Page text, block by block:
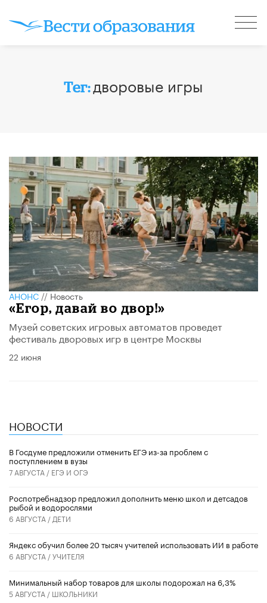
Тег:дворовые игры
АНОНС//Новость
«Егор, давай во двор!»
Музей советских игровых автоматов проведет
фестиваль дворовых игр в центре Москвы
22 июня
НОВОСТИ
В Госдуме предложили отменить ЕГЭ из-за проблем с
поступлением в вузы
7 АВГУСТА / ЕГЭ И ОГЭ
Роспотребнадзор предложил дополнить меню школ и детсадов
рыбой и водорослями
6 АВГУСТА / ДЕТИ
​Яндекс обучил более 20 тысяч учителей использовать ИИ в работе
6 АВГУСТА /УЧИТЕЛЯ
Минимальный набор товаров для школы подорожал на 6,3%
5 АВГУСТА / ШКОЛЬНИКИ